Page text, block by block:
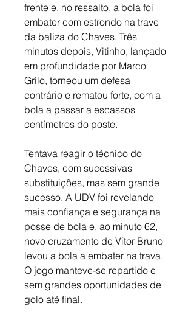
frente e, no ressalto, a bola foi
embater com estrondo na trave
da baliza do Chaves. Três
minutos depois, Vitinho, lançado
em profundidade por Marco
Grilo, torneou um defesa
contrário e rematou forte, com a
bola a passar a escassos
centímetros do poste.
Tentava reagir o técnico do
Chaves, com sucessivas
substituições, mas sem grande
sucesso. A UDV foi revelando
mais confiança e segurança na
posse de bola e, ao minuto 62,
novo cruzamento de Vítor Bruno
levou a bola a embater na trava.
O jogo manteve-se repartido e
sem grandes oportunidades de
golo até final.